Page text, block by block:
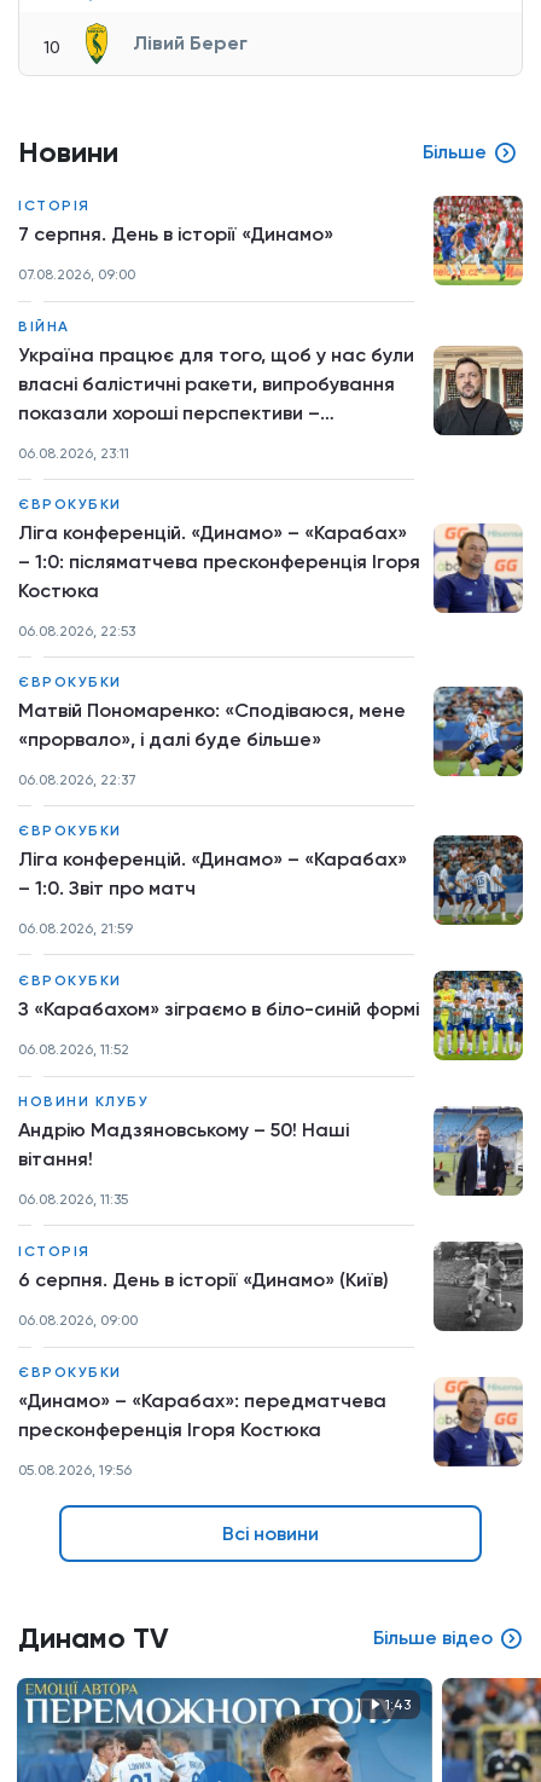
10 Лівий Берег
Новини Більше
ІСТОРІЯ
7 серпня. День в історії «Динамо»
07.08.2026, 09:00
ВІЙНА
Україна працює для того, щоб у нас були
власні балістичні ракети, випробування
показали хороші перспективи –
06.08.2026, 23:11
ЄВРОКУБКИ
Ліга конференцій. «Динамо» – «Карабах»
– 1:0: післяматчева пресконференція Ігоря
Костюка
06.08.2026, 22:53
ЄВРОКУБКИ
Матвій Пономаренко: «Сподіваюся, мене
«прорвало», і далі буде більше»
06.08.2026, 22:37
ЄВРОКУБКИ
Ліга конференцій. «Динамо» – «Карабах»
– 1:0. Звіт про матч
06.08.2026, 21:59
ЄВРОКУБКИ
З «Карабахом» зіграємо в біло-синій формі
06.08.2026, 11:52
НОВИНИ КЛУБУ
Андрію Мадзяновському – 50! Наші
вітання!
06.08.2026, 11:35
ІСТОРІЯ
6 серпня. День в історії «Динамо» (Київ)
06.08.2026, 09:00
ЄВРОКУБКИ
«Динамо» – «Карабах»: передматчева
пресконференція Ігоря Костюка
05.08.2026, 19:56
Всі новини
Динамо TV Більше відео
1:43